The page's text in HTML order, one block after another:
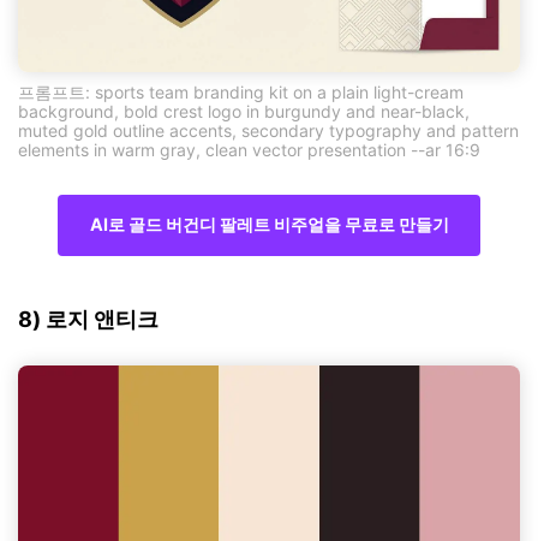
프롬프트: sports team branding kit on a plain light-cream
background, bold crest logo in burgundy and near-black,
muted gold outline accents, secondary typography and pattern
elements in warm gray, clean vector presentation --ar 16:9
AI로 골드 버건디 팔레트 비주얼을 무료로 만들기
8) 로지 앤티크